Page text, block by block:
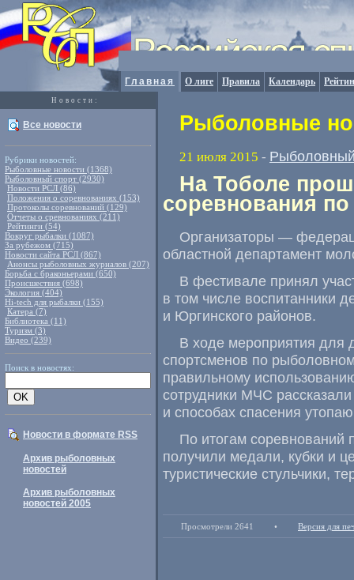
Главная О лиге Правила Календарь
Новости:
Все новости
Рубрики новостей:
Рыболовные новости (1368)
Рыболовный спорт (2930)
Новости РСЛ (86)
Положения о соревнованиях (153)
Протоколы соревнований (129)
Отчеты о сревнованиях (211)
Рейтинги (54)
Вокруг рыбалки (1087)
За рубежом (715)
Новости сайта РСЛ (867)
Анонсы рыболовных журналов (207)
Борьба с браконьерами (650)
Происшествия (698)
Экология (404)
Hi-tech для рыбалки (155)
Катера (7)
Библиотека (11)
Туризм (3)
Видео (239)
Поиск в новостях:
Новости в формате RSS
Архив рыболовных
новостей
Архив рыболовных
новостей 2005
Рыболовные
21 июля 2015 -
На Тоболе
соревнования
Организаторы —
областной департамент
В фестивале принял
в том числе воспитанники
и Юргинского районов.
В ходе мероприятия для
спортсменов по
правильному
сотрудники МЧС
и способах спасения
По итогам соревнований
получили медали, кубки и
туристические стульчики,
Просмотрели 2641 • Версия для